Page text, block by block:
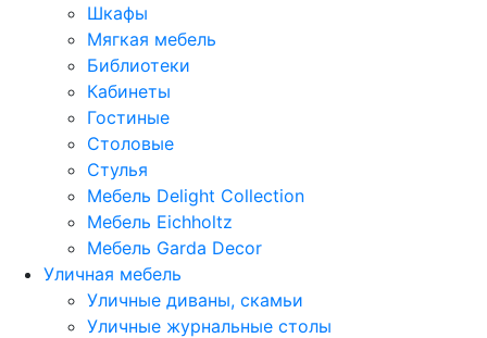
Шкафы
Мягкая мебель
Библиотеки
Кабинеты
Гостиные
Столовые
Стулья
Мебель Delight Collection
Мебель Eichholtz
Мебель Garda Decor
Уличная мебель
Уличные диваны, скамьи
Уличные журнальные столы